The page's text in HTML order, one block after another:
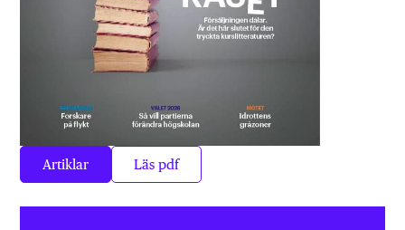
Artiklar Läs pdf